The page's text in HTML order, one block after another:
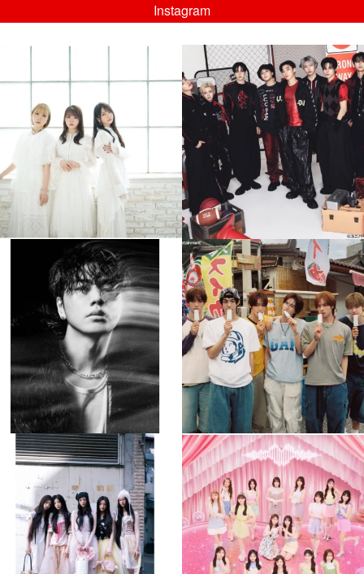
Instagram
💡8/5(水)特番放送！
...
8月 4
4 0
musicjapantv
💡08/05(水)23:00特番放送！
...
8月 4
4 0
musicjapantv
💡8月特番放送決定！
...
8月 4
90 0
musicjapantv
💡8月特番放送決定！
...
8月 4
5 0
musicjapantv
💡8月特番放送決定！
8月 4
1 0
musicjapantv
💡8月特番放送決定！
...
8月 4
1 0